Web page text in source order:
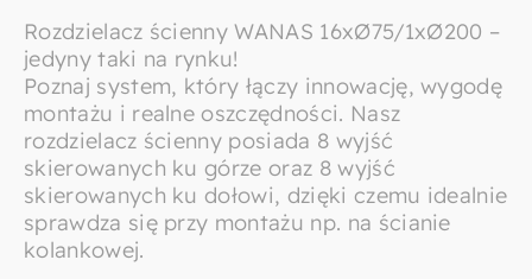
Rozdzielacz ścienny WANAS 16xØ75/1xØ200 –
jedyny taki na rynku!
Poznaj system, który łączy innowację, wygodę
montażu i realne oszczędności. Nasz
rozdzielacz ścienny posiada 8 wyjść
skierowanych ku górze oraz 8 wyjść
skierowanych ku dołowi, dzięki czemu idealnie
sprawdza się przy montażu np. na ścianie
kolankowej.